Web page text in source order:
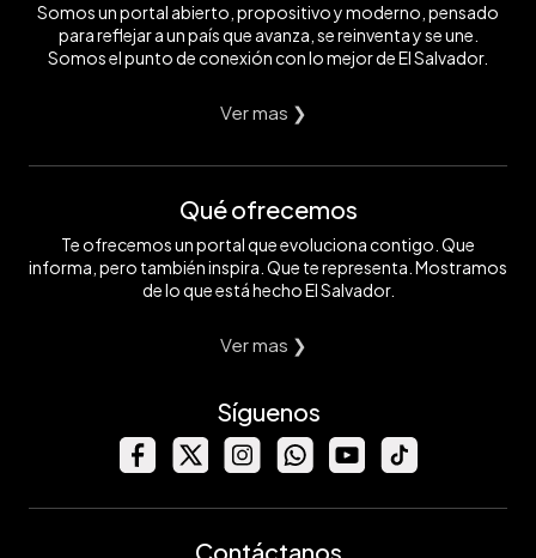
Somos un portal abierto, propositivo y moderno, pensado
para reflejar a un país que avanza, se reinventa y se une.
Somos el punto de conexión con lo mejor de El Salvador.
Ver mas ❯
Qué ofrecemos
Te ofrecemos un portal que evoluciona contigo. Que
informa, pero también inspira. Que te representa. Mostramos
de lo que está hecho El Salvador.
Ver mas ❯
Síguenos
Contáctanos